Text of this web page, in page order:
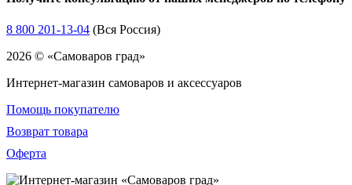
8 800 201-13-04 (Вся Россия)
2026 © «Самоваров град»
Интернет-магазин самоваров и аксессуаров
Помощь покупателю
Возврат товара
Оферта